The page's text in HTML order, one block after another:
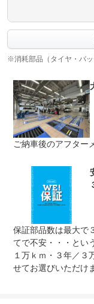
保証内
納車後１
を保証
い。
上限金額
車両本体
車両本体
免責金 無し
保証修理
全国のＷ
法定整備
整備付
※車検な
※商用車
法定整備
について
ご契約
払総額
※消耗部品（タイヤ・バッ
ご納車後のアフター
保証部品数は最大で
てで不安・・・とい
１万ｋｍ・３年／３
せてお選びいただけ